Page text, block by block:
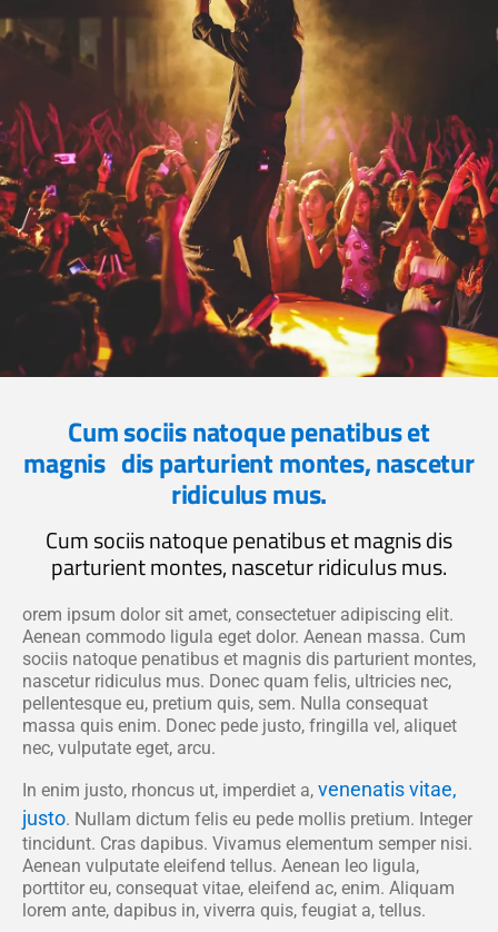
Cum sociis natoque penatibus et
magnis dis parturient montes, nascetur
ridiculus mus.
Cum sociis natoque penatibus et magnis dis
parturient montes, nascetur ridiculus mus.
orem ipsum dolor sit amet, consectetuer adipiscing elit.
Aenean commodo ligula eget dolor. Aenean massa. Cum
sociis natoque penatibus et magnis dis parturient montes,
nascetur ridiculus mus. Donec quam felis, ultricies nec,
pellentesque eu, pretium quis, sem. Nulla consequat
massa quis enim. Donec pede justo, fringilla vel, aliquet
nec, vulputate eget, arcu.
In enim justo, rhoncus ut, imperdiet a, venenatis vitae,
justo. Nullam dictum felis eu pede mollis pretium. Integer
tincidunt. Cras dapibus. Vivamus elementum semper nisi.
Aenean vulputate eleifend tellus. Aenean leo ligula,
porttitor eu, consequat vitae, eleifend ac, enim. Aliquam
lorem ante, dapibus in, viverra quis, feugiat a, tellus.